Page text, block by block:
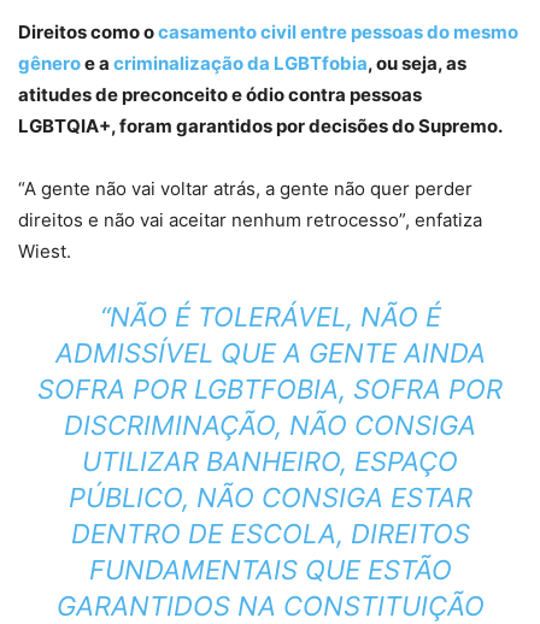
Direitos como ocasamento civil entre pessoas do mesmo
gêneroe a criminalização da LGBTfobia, ou seja, as
atitudes de preconceito e ódio contra pessoas
LGBTQIA+, foram garantidos por decisões do Supremo.
“A gente não vai voltar atrás, a gente não quer perder
direitos e não vai aceitar nenhum retrocesso”, enfatiza
Wiest.
“NÃO É TOLERÁVEL, NÃO É
ADMISSÍVEL QUE A GENTE AINDA
SOFRA POR LGBTFOBIA, SOFRA POR
DISCRIMINAÇÃO, NÃO CONSIGA
UTILIZAR BANHEIRO, ESPAÇO
PÚBLICO, NÃO CONSIGA ESTAR
DENTRO DE ESCOLA, DIREITOS
FUNDAMENTAIS QUE ESTÃO
GARANTIDOS NA CONSTITUIÇÃO